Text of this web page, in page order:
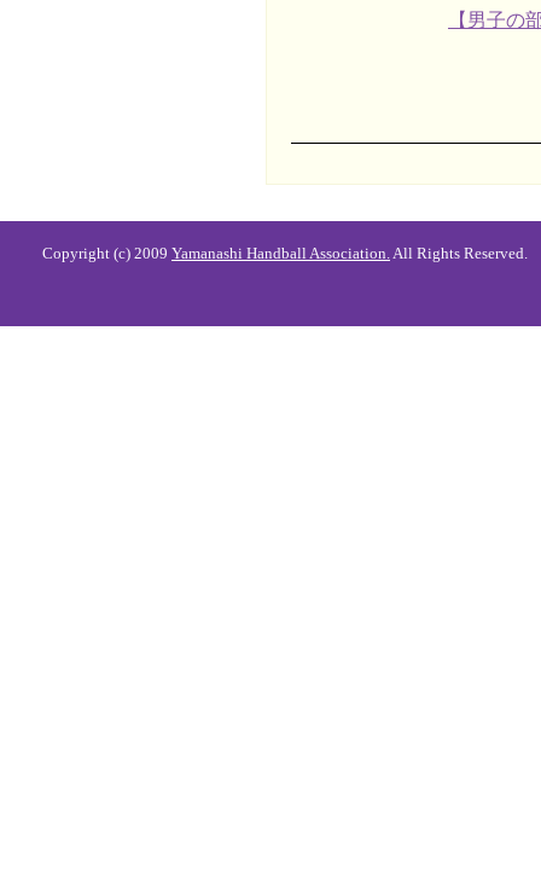
【男子の
Copyright (c) 2009 Yamanashi Handball Association.All Rights Reserved.